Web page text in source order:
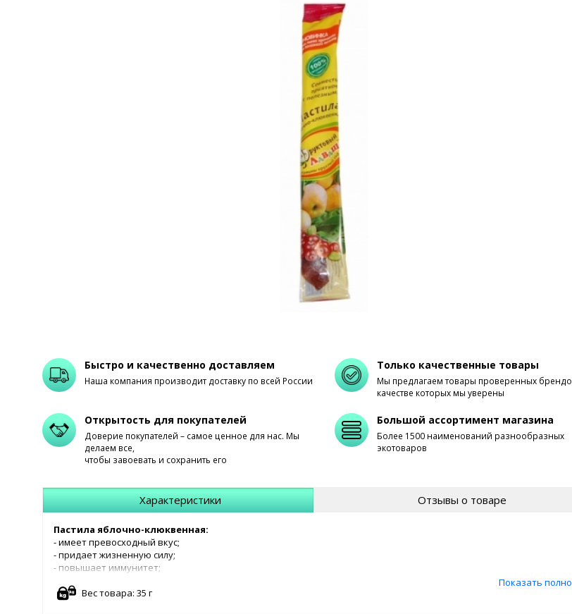
Быстро и качественно доставляем
Наша компания производит доставку по всей России
Только качественные товары
Мы предлагаем товары проверенных
качестве которых мы уверены
Открытость для покупателей
Доверие покупателей – самое ценное для нас. Мы
делаем все,
чтобы завоевать и сохранить его
Большой ассортимент магазина
Более 1500 наименований разнообразных
экотоваров
Характеристики Отзывы о товаре
Пастила яблочно-клюквенная:
- имеет превосходный вкус;
- придает жизненную силу;
- повышает иммунитет;
- очищает организм;
Показать
Вес товара: 35 г